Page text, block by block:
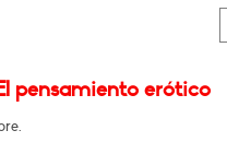
pensamiento erótico